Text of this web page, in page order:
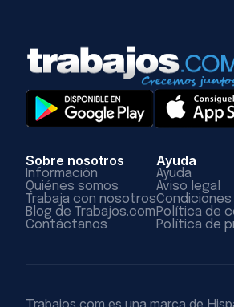
Sobre nosotros
Información
Quiénes somos
Trabaja con nosotros
Blog de Trabajos.com
Contáctanos
Ayuda
Ayuda
Aviso legal
Política de
Política de